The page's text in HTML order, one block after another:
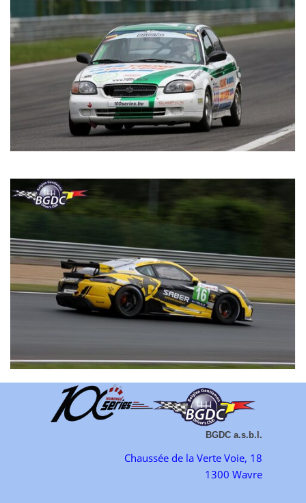
BGDC a.s.b.l.
Chaussée de la Verte Voie, 18
1300 Wavre